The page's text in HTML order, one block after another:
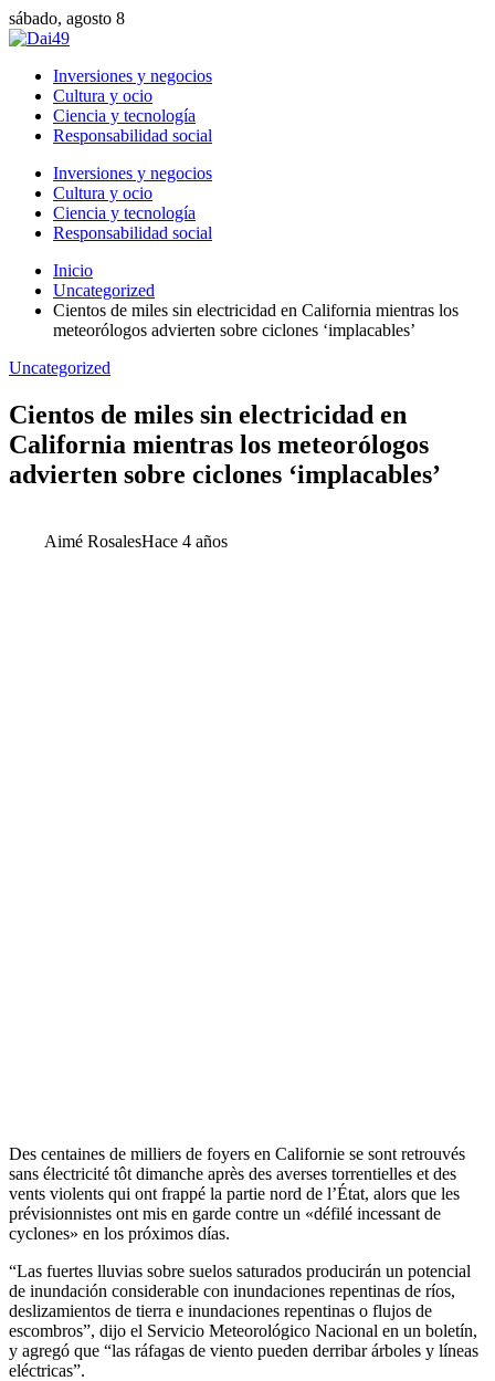
sábado, agosto 8
Inversiones y negocios
Cultura y ocio
Ciencia y tecnología
Responsabilidad social
Inversiones y negocios
Cultura y ocio
Ciencia y tecnología
Responsabilidad social
Inicio
Uncategorized
Cientos de miles sin electricidad en California mientras los
meteorólogos advierten sobre ciclones ‘implacables’
Uncategorized
Cientos de miles sin electricidad en
California mientras los meteorólogos
advierten sobre ciclones ‘implacables’
Aimé RosalesHace 4 años
Des centaines de milliers de foyers en Californie se sont retrouvés
sans électricité tôt dimanche après des averses torrentielles et des
vents violents qui ont frappé la partie nord de l’État, alors que les
prévisionnistes ont mis en garde contre un «défilé incessant de
cyclones» en los próximos días.
“Las fuertes lluvias sobre suelos saturados producirán un potencial
de inundación considerable con inundaciones repentinas de ríos,
deslizamientos de tierra e inundaciones repentinas o flujos de
escombros”, dijo el Servicio Meteorológico Nacional en un boletín,
y agregó que “las ráfagas de viento pueden derribar árboles y líneas
eléctricas”.